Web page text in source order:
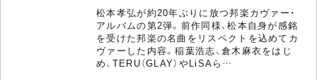
松本孝弘が約20年ぶりに放つ邦楽カヴァー・
アルバムの第2弾。前作同様、松本自身が感銘
を受けた邦楽の名曲をリスペクトを込めてカ
ヴァーした内容。稲葉浩志、倉木麻衣をはじ
め、TERU（GLAY）やLiSAら…